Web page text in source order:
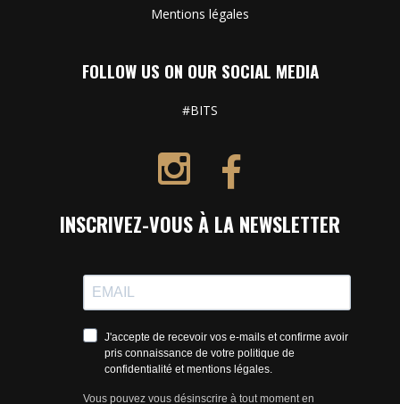
Mentions légales
FOLLOW US ON OUR SOCIAL MEDIA
#BITS
INSCRIVEZ-VOUS À LA NEWSLETTER
J'accepte de recevoir vos e-mails et confirme avoir
pris connaissance de votre politique de
confidentialité et mentions légales.
Vous pouvez vous désinscrire à tout moment en